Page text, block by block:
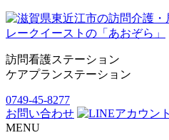
訪問看護ステーション
ケアプランステーション
0749-45-8277
お問い合わせ
MENU